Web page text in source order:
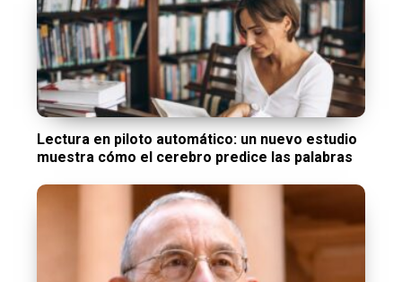
Lectura en piloto automático: un nuevo estudio
muestra cómo el cerebro predice las palabras